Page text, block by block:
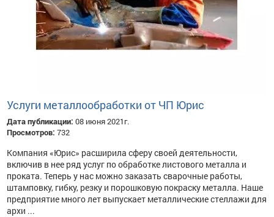
Услуги металлообработки от ЧП Юрис
Дата публикации: 08 июня 2021г.
Просмотров: 732
Компания «Юрис» расширила сферу своей деятельности,
включив в нее ряд услуг по обработке листового металла и
проката. Теперь у нас можно заказать сварочные работы,
штамповку, гибку, резку и порошковую покраску металла. Наше
предприятие много лет выпускает металлические стеллажи для
архи ...